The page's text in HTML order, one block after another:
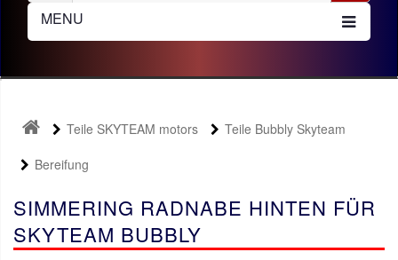
MENU
Teile SKYTEAM motors
Teile Bubbly Skyteam
Bereifung
SIMMERING RADNABE HINTEN FÜR
SKYTEAM BUBBLY